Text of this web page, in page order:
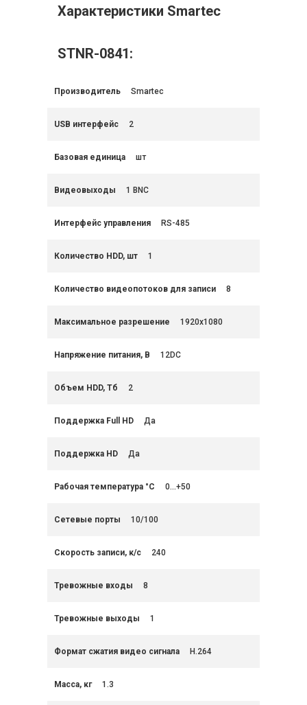
Характеристики Smartec
STNR-0841:
Производитель Smartec
USB интерфейс 2
Базовая единица шт
Видеовыходы 1 BNC
Интерфейс управления RS-485
Количество HDD, шт 1
Количество видеопотоков для записи 8
Максимальное разрешение 1920x1080
Напряжение питания, В 12DC
Объем HDD, Тб 2
Поддержка Full HD Да
Поддержка HD Да
Рабочая температура °C 0...+50
Сетевые порты 10/100
Скорость записи, к/с 240
Тревожные входы 8
Тревожные выходы 1
Формат сжатия видео сигнала H.264
Масса, кг 1.3